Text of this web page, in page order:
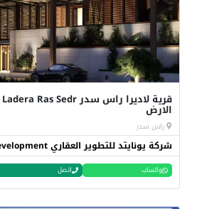
الارض
راس سدر
شركة يونايتد للتطوير العقاري United Development
واتساب اتصل